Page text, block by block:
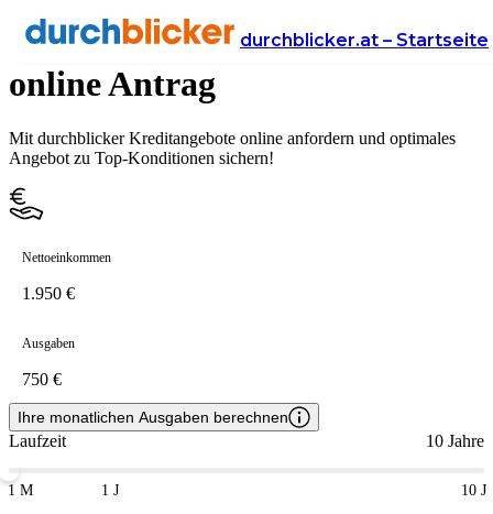
durchblicker.at – Startseite
15.000 Euro Kredit Vergleich &
online Antrag
Mit durchblicker Kreditangebote online anfordern und optimales
Angebot zu Top-Konditionen sichern!
Nettoeinkommen
Ausgaben
Ihre monatlichen Ausgaben berechnen
Laufzeit 10 Jahre
1 M 1 J 10 J